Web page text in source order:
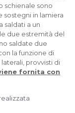
schienale sono
sostegni in lamiera
saldati a un
due estremità del
saldate due
la funzione di
provvisti di
fornita con